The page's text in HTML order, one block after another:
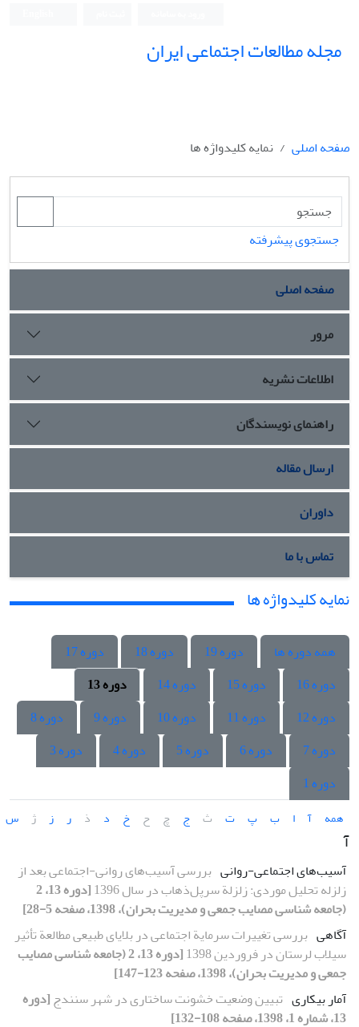
مجله مطالعات اجتماعی ایران
صفحه اصلی نمایه کلیدواژه ها
جستجوی پیشرفته
صفحه اصلی
مرور
اطلاعات نشریه
راهنمای نویسندگان
ارسال مقاله
داوران
تماس با ما
نمایه کلیدواژه ها
همه دوره ها دوره 19 دوره 18
دوره 17
دوره 16
دوره 15 دوره 14
دوره 13
دوره 12
دوره 11 دوره 10 دوره 9
دوره 8
دوره 7
دوره 6 دوره 5 دوره 4
دوره 3
دوره 1
همه آ ا ب پ ت ث ج چ ح خ د ذ ر ز ژ س
آ
آسیب‌های اجتماعی-روانی بررسی آسیب‌‌‌های روانی-اجتماعی بعد از
زلزله تحلیل موردی: زلزلة سرپل‌ذهاب در سال 1396
[دوره 13، 2
(جامعه شناسی مصایب جمعی و مدیریت بحران)، 1398، صفحه 5-28]
آگاهی بررسی تغییرات سرمایة اجتماعی در بلایای طبیعی مطالعة تأثیر
سیلاب لرستان در فروردین 1398
[دوره 13، 2 (جامعه شناسی مصایب
جمعی و مدیریت بحران)، 1398، صفحه 123-147]
آمار بیکاری تبیین وضعیت خشونت ‌ساختاری در شهر‌ سنندج[دوره
13، شماره 1، 1398، صفحه 108-132]